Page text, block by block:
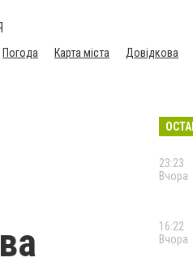
Погода Карта міста Довідкова
23:23
Вчора
16:22
Вчора